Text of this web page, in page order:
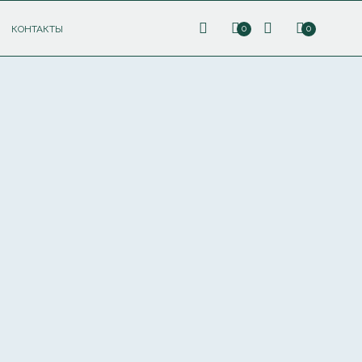
КОНТАКТЫ 0 0